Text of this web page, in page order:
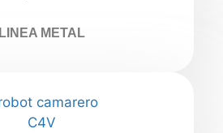
LINEA METAL